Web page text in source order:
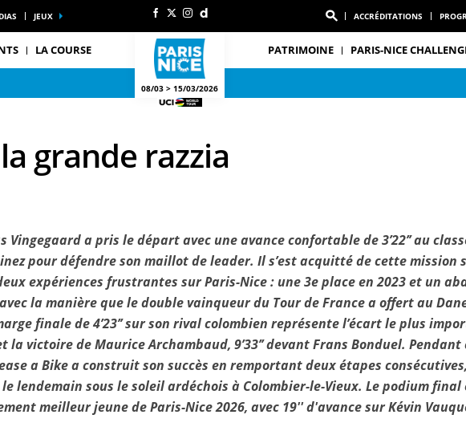
JEUX ACCRÉDITATIONS
LA COURSE
08/03 > 15/03/2026
PATRIMOINE PARIS-NICE
grande razzia
a pris le départ avec une avance confortable de 3’22’’ au
pour défendre son maillot de leader. Il s’est acquitté de cette mission
expériences frustrantes sur Paris-Nice : une 3e place en 2023 et un
la manière que le double vainqueur du Tour de France a offert au
finale de 4’23’’ sur son rival colombien représente l’écart le plus
la victoire de Maurice Archambaud, 9’33’’ devant Frans Bonduel.
a Bike a construit son succès en remportant deux étapes
le lendemain sous le soleil ardéchois à Colombier-le-Vieux. Le podium
meilleur jeune de Paris-Nice 2026, avec 19'' d'avance sur Kévin